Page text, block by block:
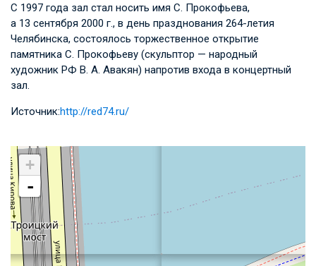
С 1997 года зал стал носить имя С. Прокофьева,
а 13 сентября 2000 г., в день празднования 264-летия
Челябинска, состоялось торжественное открытие
памятника С. Прокофьеву (скульптор — народный
художник РФ В. А. Авакян) напротив входа в концертный
зал.
Источник:http://red74.ru/
+
-